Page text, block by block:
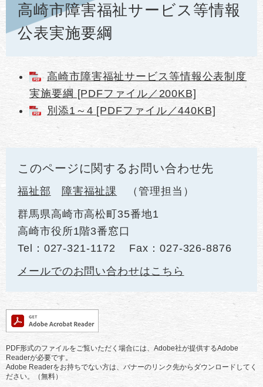
高崎市障害福祉サービス等情報
公表実施要綱
高崎市障害福祉サービス等情報公表制度
実施要綱 [PDFファイル／200KB]
別添1～4 [PDFファイル／440KB]
このページに関するお問い合わせ先
福祉部 障害福祉課
管理担当
群馬県高崎市高松町35番地1
高崎市役所1階3番窓口
Tel：027-321-1172
Fax：027-326-8876
メールでのお問い合わせはこちら
PDF形式のファイルをご覧いただく場合には、Adobe社が提供するAdobe
Readerが必要です。
Adobe Readerをお持ちでない方は、バナーのリンク先からダウンロードしてく
ださい。（無料）